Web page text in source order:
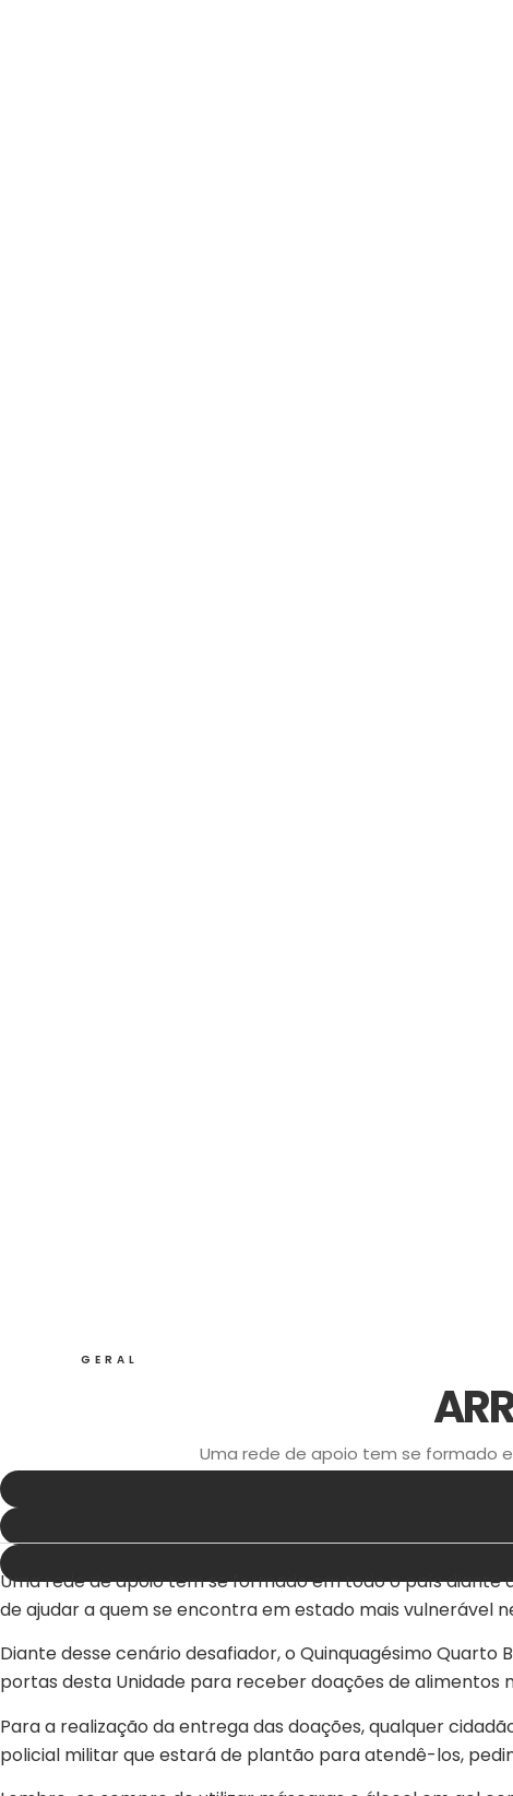
GERAL
Uma rede de apoio tem se formado
Uma rede de apoio tem se formado em todo o país diante
de ajudar a quem se encontra em estado mais vulnerável
Diante desse cenário desafiador, o Quinquagésimo
portas desta Unidade para receber doações de alimentos
Para a realização da entrega das doações, qualquer
policial militar que estará de plantão para atendê-los,